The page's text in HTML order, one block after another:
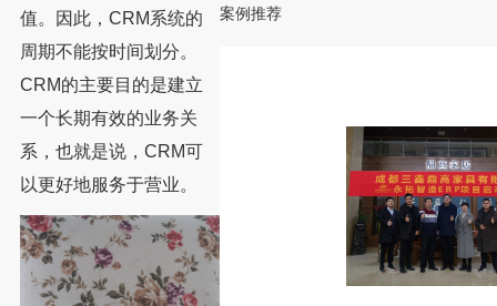
值。因此，CRM系统的
周期不能按时间划分。
CRM的主要目的是建立
一个长期有效的业务关
系，也就是说，CRM可
以更好地服务于营业。
案例推荐